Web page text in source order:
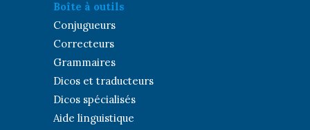
Boîte à outils
Conjugueurs
Correcteurs
Grammaires
Dicos et traducteurs
Dicos spécialisés
Aide linguistique